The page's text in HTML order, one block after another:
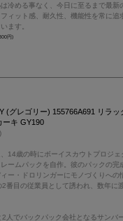
冷める事なく、今日に至るまで最新
ィット感、耐久性、機能性を常に追
ます。
円)
(グレゴリー) 155766A691 リラ
ーキ GY190
14歳の時にボーイスカウトプロジ
ームパックを自作。彼のパックの
ー・ドロリンガーにモノづくりへの
番目の従業員として誘われ、数年に
人でバックパック会社となるサンバ